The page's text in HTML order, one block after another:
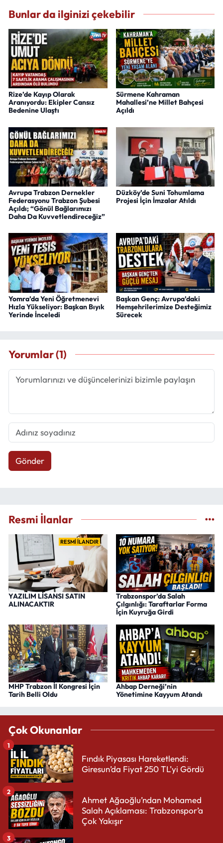
Bunlar da ilginizi çekebilir
Rize’de Kayıp Olarak
Aranıyordu: Ekipler Cansız
Bedenine Ulaştı
Sürmene Kahraman
Mahallesi’ne Millet Bahçesi
Açıldı
Avrupa Trabzon Dernekler
Federasyonu Trabzon Şubesi
Açıldı; “Gönül Bağlarımızı
Daha Da Kuvvetlendireceğiz”
Düzköy’de Suni Tohumlama
Projesi İçin İmzalar Atıldı
Yomra’da Yeni Öğretmenevi
Hızla Yükseliyor: Başkan Bıyık
Yerinde İnceledi
Başkan Genç: Avrupa’daki
Hemşehrilerimize Desteğimiz
Sürecek
Yorumlar (1)
Gönder
Resmi İlanlar
RESMİ İLANDIR
YAZILIM LİSANSI SATIN
ALINACAKTIR
Trabzonspor’da Salah
Çılgınlığı: Taraftarlar Forma
İçin Kuyruğa Girdi
MHP Trabzon İl Kongresi İçin
Tarih Belli Oldu
Ahbap Derneği’nin
Yönetimine Kayyum Atandı
Çok Okunanlar
Fındık Piyasası Hareketlendi:
Giresun’da Fiyat 250 TL’yi Gördü
1
Ahmet Ağaoğlu’ndan Mohamed
Salah Açıklaması: Trabzonspor’a
Çok Yakışır
2
3